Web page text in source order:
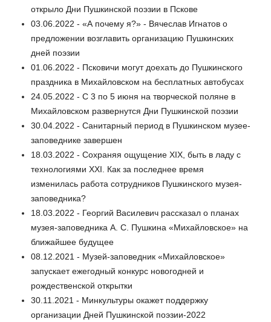
открыло Дни Пушкинской поэзии в Пскове
03.06.2022 - «А почему я?» - Вячеслав Игнатов о
предложении возглавить организацию Пушкинских
дней поэзии
01.06.2022 - Псковичи могут доехать до Пушкинского
праздника в Михайловском на бесплатных автобусах
24.05.2022 - С 3 по 5 июня на творческой поляне в
Михайловском развернутся Дни Пушкинской поэзии
30.04.2022 - Санитарный период в Пушкинском музее-
заповеднике завершен
18.03.2022 - Сохраняя ощущение ХIХ, быть в ладу с
технологиями ХХI. Как за последнее время
изменилась работа сотрудников Пушкинского музея-
заповедника?
18.03.2022 - Георгий Василевич рассказал о планах
музея-заповедника А. С. Пушкина «Михайловское» на
ближайшее будущее
08.12.2021 - Музей-заповедник «Михайловское»
запускает ежегодный конкурс новогодней и
рождественской открытки
30.11.2021 - Минкультуры окажет поддержку
организации Дней Пушкинской поэзии-2022